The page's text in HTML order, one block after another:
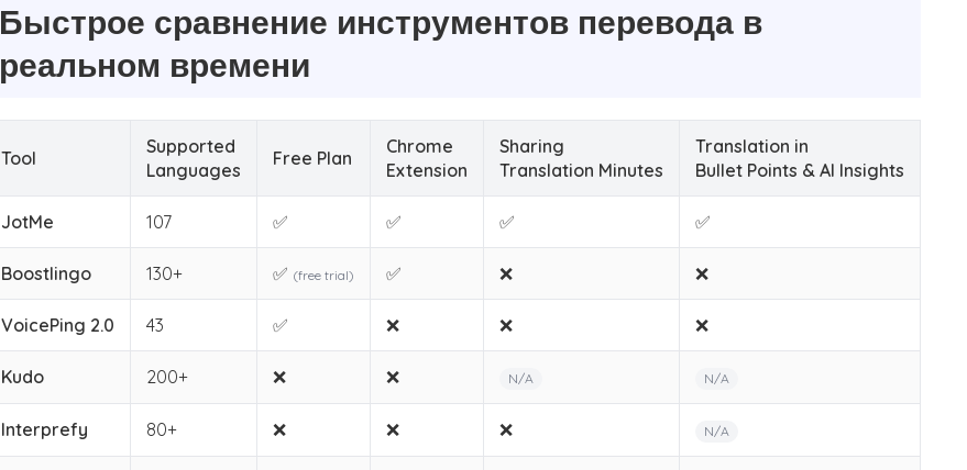
Быстрое сравнение инструментов перевода в
реальном времени
Tool
Supported
Languages
Free Plan
Chrome
Extension
Sharing
Translation Minutes
Translation in
Bullet Points & AI Insights
JotMe 107 ✅ ✅ ✅ ✅
Boostlingo 130+ ✅ (free trial) ✅ ❌ ❌
VoicePing 2.0 43 ✅ ❌ ❌ ❌
Kudo 200+ ❌ ❌ N/A N/A
Interprefy 80+ ❌ ❌ ❌ N/A